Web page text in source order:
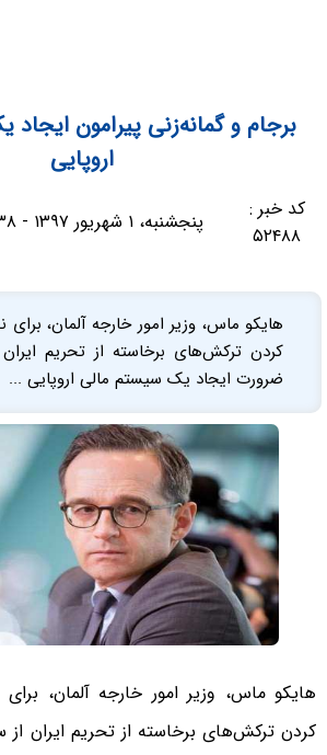
برجام و گمانه‌زنی پیرامون
اروپایی
کد خبر :
۵۲۴۸۸
پنجشنبه، ۱ شهریور ۱۳۹۷ - ۱۰:۱۳:۳۸
هایکو ماس، وزیر امور خارجه آلمان،
کردن ترکش‌های برخاسته از تحریم‌
ضرورت ایجاد یک سیستم مالی اروپایی ...
هایکو ماس، وزیر امور خارجه آلمان،
کردن ترکش‌های برخاسته از تحریم‌ ایران